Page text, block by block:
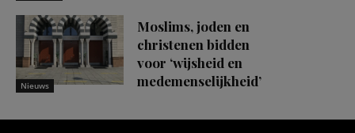
Nieuws
Moslims, joden en
christenen bidden
voor ‘wijsheid en
medemenselijkheid’